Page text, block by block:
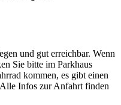
und gut erreichbar. Wenn
Sie bitte im Parkhaus
kommen, es gibt einen
Infos zur Anfahrt finden